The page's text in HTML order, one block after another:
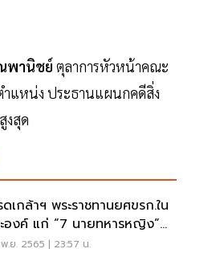
พานิชย์ ตุลาการหัวหน้าคณะ
าแหน่ง ประธานแผนกคดีสิ่ง
งสุด
ดเกล้าฯ พระราชทานยศขรก.ใน
องค์ แก่ “7 นายทหารหญิง”
ลื่อนยศสูงขึ้น
.ย. 2565 | 23:57 น.